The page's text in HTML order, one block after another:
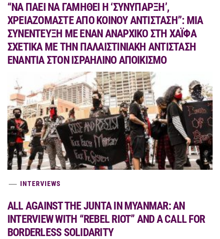
“ΝΑ ΠΑΕΙ ΝΑ ΓΑΜΗΘΕΙ Η ‘ΣΥΝΥΠΑΡΞΗ’,
ΧΡΕΙΑΖΟΜΑΣΤΕ ΑΠΟ ΚΟΙΝΟΥ ΑΝΤΙΣΤΑΣΗ”: ΜΙΑ
ΣΥΝΕΝΤΕΥΞΗ ΜΕ ΕΝΑΝ ΑΝΑΡΧΙΚΟ ΣΤΗ ΧΑΪΦΑ
ΣΧΕΤΙΚΑ ΜΕ ΤΗΝ ΠΑΛΑΙΣΤΙΝΙΑΚΗ ΑΝΤΙΣΤΑΣΗ
ΕΝΑΝΤΙΑ ΣΤΟΝ ΙΣΡΑΗΛΙΝΟ ΑΠΟΙΚΙΣΜΟ
INTERVIEWS
ALL AGAINST THE JUNTA IN MYANMAR: AN
INTERVIEW WITH “REBEL RIOT” AND A CALL FOR
BORDERLESS SOLIDARITY